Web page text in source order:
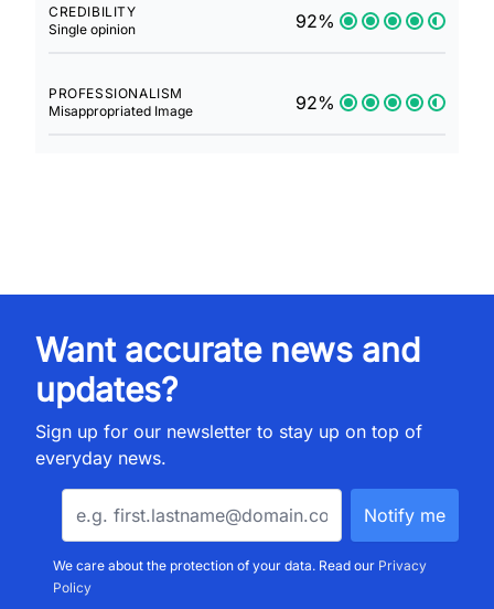
CREDIBILITY
Single opinion
92%
PROFESSIONALISM
Misappropriated Image
92%
Want accurate news and
updates?
Sign up for our newsletter to stay up on top of
everyday news.
We care about the protection of your data. Read our Privacy
Policy